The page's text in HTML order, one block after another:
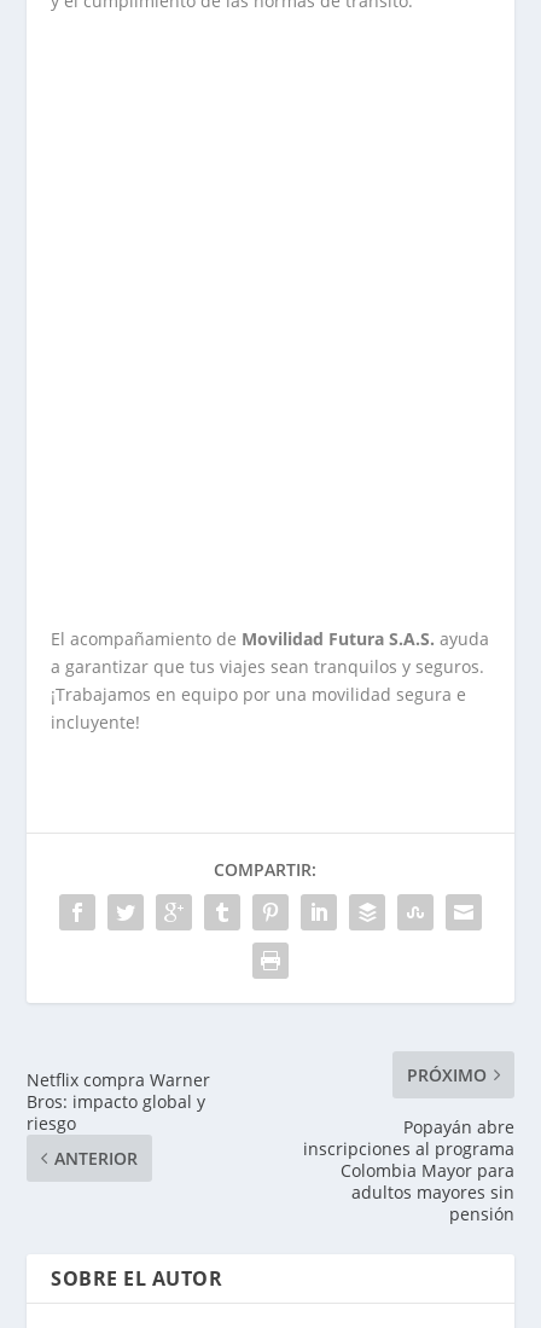
El acompañamiento de Movilidad Futura S.A.S. ayuda
a garantizar que tus viajes sean tranquilos y seguros.
¡Trabajamos en equipo por una movilidad segura e
incluyente!
COMPARTIR:
Netflix compra Warner
Bros: impacto global y
riesgo
ANTERIOR
PRÓXIMO
Popayán abre
inscripciones al programa
Colombia Mayor para
adultos mayores sin
pensión
SOBRE EL AUTOR